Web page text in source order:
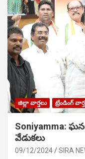
జిల్లా వార్తలు ట్రేండింగ్
Soniyamma:
వేడుక‌లు
09/12/2024 SIRA